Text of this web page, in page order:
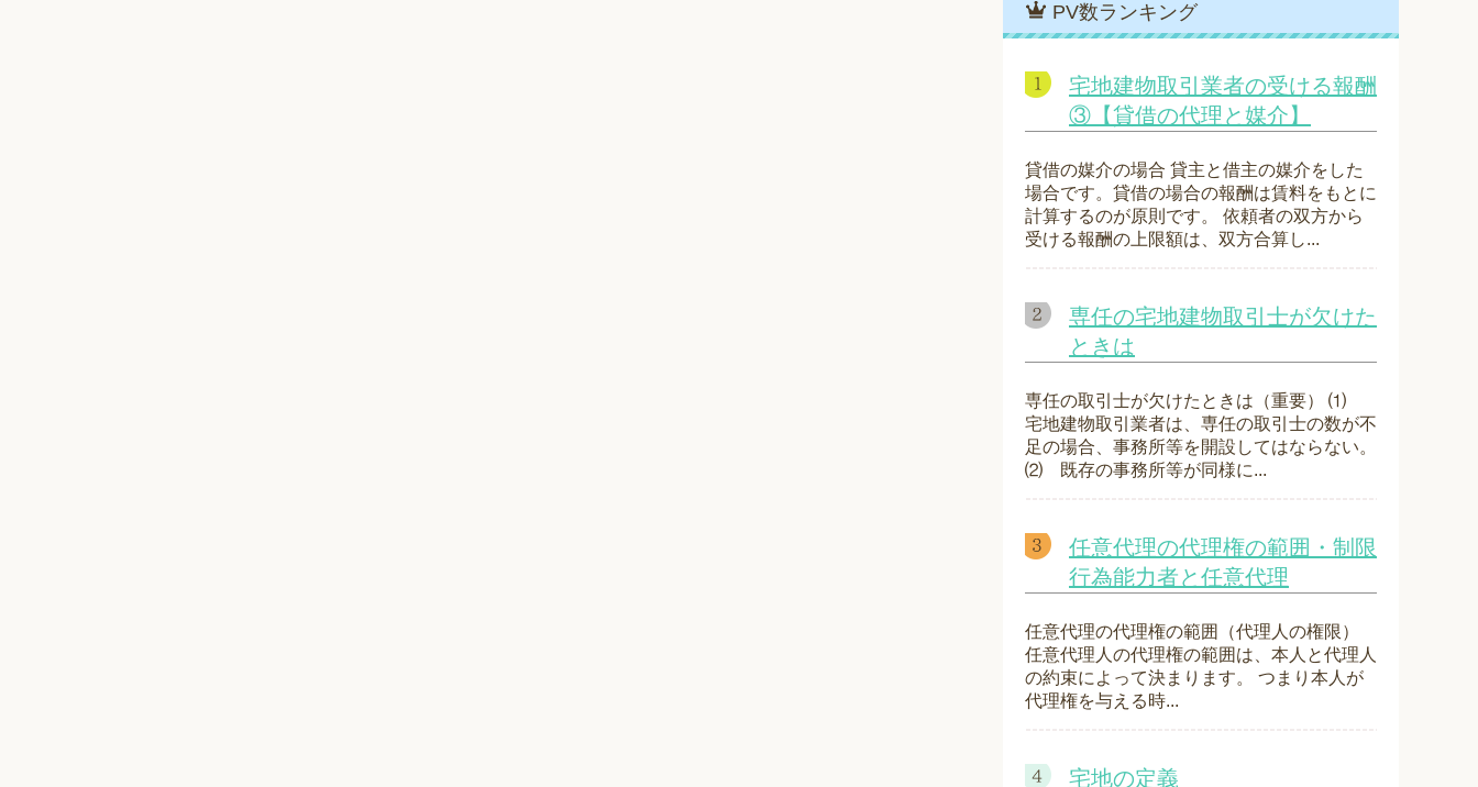
PV数ランキング
宅地建物取引業者の受ける報酬
③【貸借の代理と媒介】
貸借の媒介の場合 貸主と借主の媒介をした
場合です。貸借の場合の報酬は賃料をもとに
計算するのが原則です。 依頼者の双方から
受ける報酬の上限額は、双方合算し...
専任の宅地建物取引士が欠けた
ときは
専任の取引士が欠けたときは（重要） ⑴
宅地建物取引業者は、専任の取引士の数が不
足の場合、事務所等を開設してはならない。
⑵ 既存の事務所等が同様に...
任意代理の代理権の範囲・制限
行為能力者と任意代理
任意代理の代理権の範囲（代理人の権限）
任意代理人の代理権の範囲は、本人と代理人
の約束によって決まります。 つまり本人が
代理権を与える時...
宅地の定義